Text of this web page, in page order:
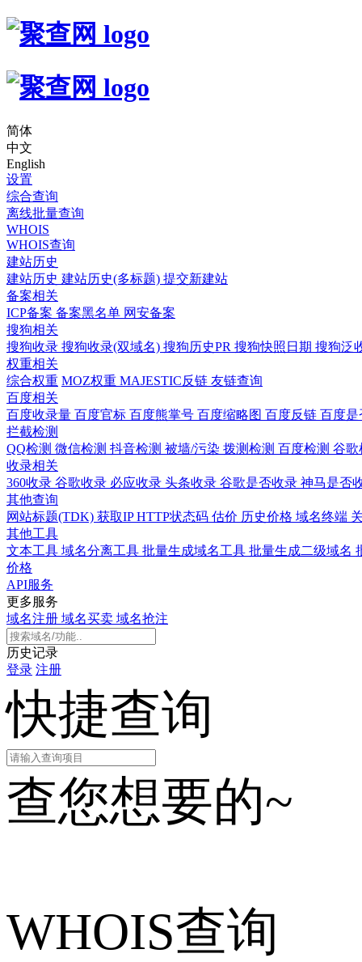
简体
中文
English
设置
综合查询
离线批量查询
WHOIS
WHOIS查询
建站历史
建站历史 建站历史(多标题) 提交新建站
备案相关
ICP备案 备案黑名单 网安备案
搜狗相关
搜狗收录 搜狗收录(双域名) 搜狗历史PR 搜狗快照日期 搜狗泛
权重相关
综合权重 MOZ权重 MAJESTIC反链 友链查询
百度相关
百度收录量 百度官标 百度熊掌号 百度缩略图 百度反链 百度
拦截检测
QQ检测 微信检测 抖音检测 被墙/污染 拨测检测 百度检测 谷
收录相关
360收录 谷歌收录 必应收录 头条收录 谷歌是否收录 神马是否
其他查询
网站标题(TDK) 获取IPHTTP状态码 估价 历史价格 域名终端
其他工具
文本工具 域名分离工具 批量生成域名工具 批量生成二级域名
价格
API服务
更多服务
域名注册 域名买卖 域名抢注
历史记录
登录 注册
快捷查询
查您想要的~
WHOIS查询